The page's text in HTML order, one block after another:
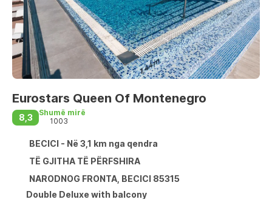
Eurostars Queen Of Montenegro
8,3
Shumë mirë
1003
BECICI - Në 3,1 km nga qendra
TË GJITHA TË PËRFSHIRA
NARODNOG FRONTA, BECICI 85315
Double Deluxe with balcony